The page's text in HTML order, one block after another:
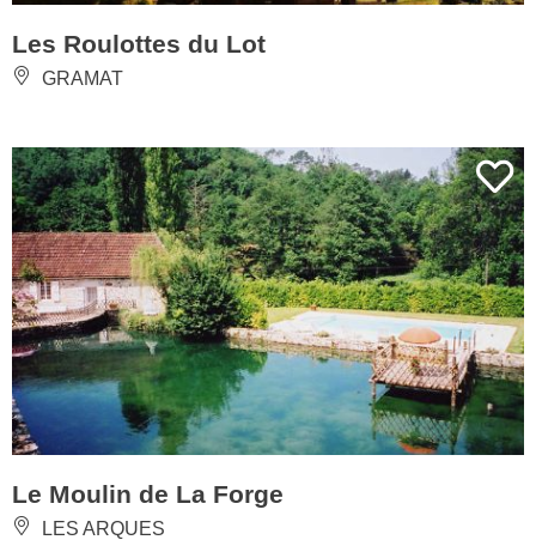
Les Roulottes du Lot
GRAMAT
Le Moulin de La Forge
LES ARQUES